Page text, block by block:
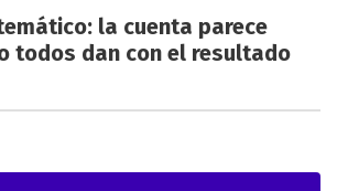
la cuenta parece
todos dan con el resultado